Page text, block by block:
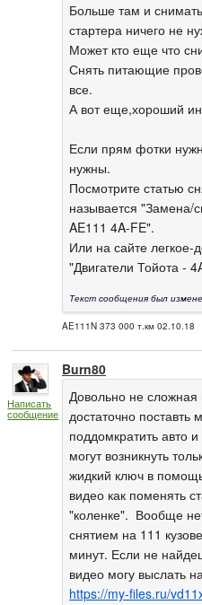
Больше там и
стартера ничего не
Может кто еще что
Снять питающие
все.
А вот еще,хороший
Если прям фотки
нужны.
Посмотрите статью
называется "Замена/
AE111 4A-FE".
Или на сайте легкое-
"Двигатели Тойота -
Текст сообщения был
AE111N 373 000 т.км 02.10.18
Написать
сообщение
Burn80
Довольно не
достаточно
поддомкратить авто
могут возникнуть
жидкий ключ в
видео как поменять
"коленке". Вообще
снятием на 111
минут. Если не
видео могу выслать
https://my-files.ru/